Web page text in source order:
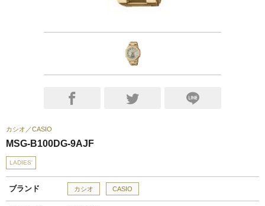
カシオ CASIO
MSG-B100DG-9AJF
LADIES'
ブランド カシオ CASIO